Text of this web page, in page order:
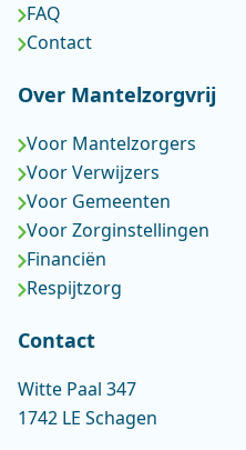
FAQ
Contact
Over Mantelzorgvrij
Voor Mantelzorgers
Voor Verwijzers
Voor Gemeenten
Voor Zorginstellingen
Financiën
Respijtzorg
Contact
Witte Paal 347
1742 LE Schagen